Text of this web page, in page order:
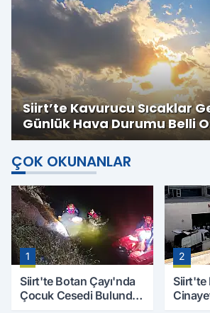
Siirt’te Kavurucu Sıcaklar
Günlük Hava Durumu Belli
ÇOK OKUNANLAR
1
Siirt'te Botan Çayı'nda
Çocuk Cesedi Bulundu:
2
Siirt'te